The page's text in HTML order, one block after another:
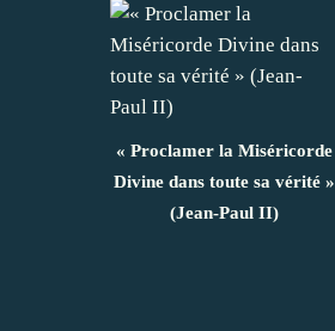
« Proclamer la Miséricorde
Divine dans toute sa vérité »
(Jean-Paul II)